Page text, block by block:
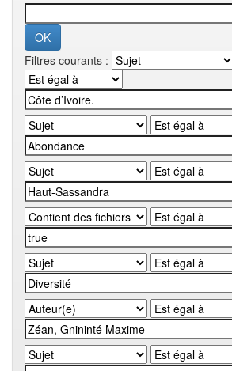
Filtres courants :